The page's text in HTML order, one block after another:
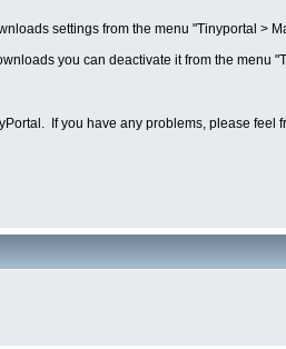
settings from the menu "Tinyportal >
you can deactivate it from the menu
If you have any problems, please feel